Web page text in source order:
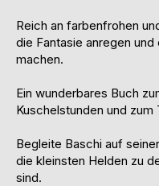
Reich an farbenfrohen
die Fantasie anregen
machen.
Ein wunderbares Buch
Kuschelstunden und zum
Begleite Baschi auf
die kleinsten Helden zu
sind.